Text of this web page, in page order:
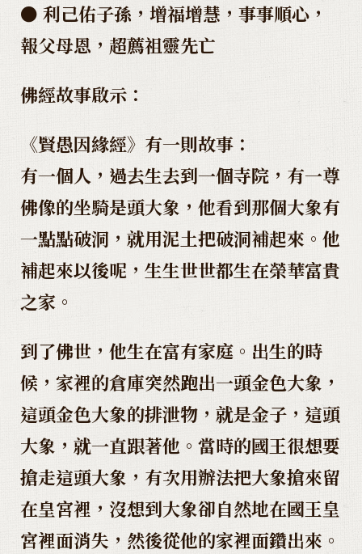
● 利己佑子孫，增福增慧，事事順心，
報父母恩，超薦祖靈先亡
佛經故事啟示：
《賢愚因緣經》有一則故事：
有一個人，過去生去到一個寺院，有一尊
佛像的坐騎是頭大象，他看到那個大象有
一點點破洞，就用泥土把破洞補起來。他
補起來以後呢，生生世世都生在榮華富貴
之家。
到了佛世，他生在富有家庭。出生的時
候，家裡的倉庫突然跑出一頭金色大象，
這頭金色大象的排泄物，就是金子，這頭
大象，就一直跟著他。當時的國王很想要
搶走這頭大象，有次用辦法把大象搶來留
在皇宮裡，沒想到大象卻自然地在國王皇
宮裡面消失，然後從他的家裡面鑽出來。